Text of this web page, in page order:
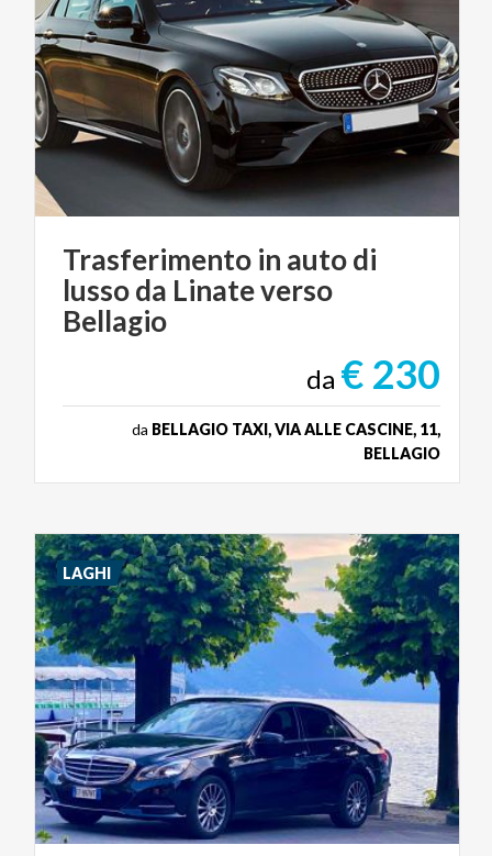
Trasferimento in auto di
lusso da Linate verso
Bellagio
da € 230
da BELLAGIO TAXI, VIA ALLE CASCINE, 11,
BELLAGIO
LAGHI